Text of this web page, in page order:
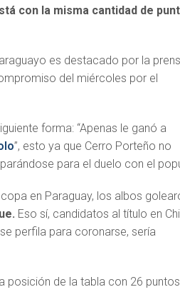
con la misma cantidad de
es destacado por la
del miércoles por el
forma: “Apenas le ganó a
”, esto ya que Cerro Porteño no
para el duelo con el
en Paraguay, los albos
Eso sí, candidatos al título en
perfila para coronarse, sería
posición de la tabla con 26